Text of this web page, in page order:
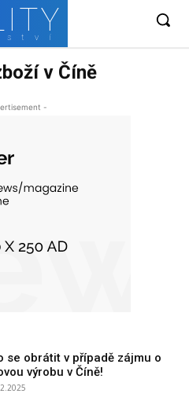
v Číně
-
se obrátit v případě zájmu o
výrobu v Číně!